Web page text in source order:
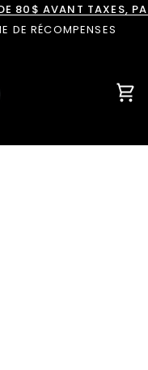
80$ AVANT TAXES,
DE RÉCOMPENSES